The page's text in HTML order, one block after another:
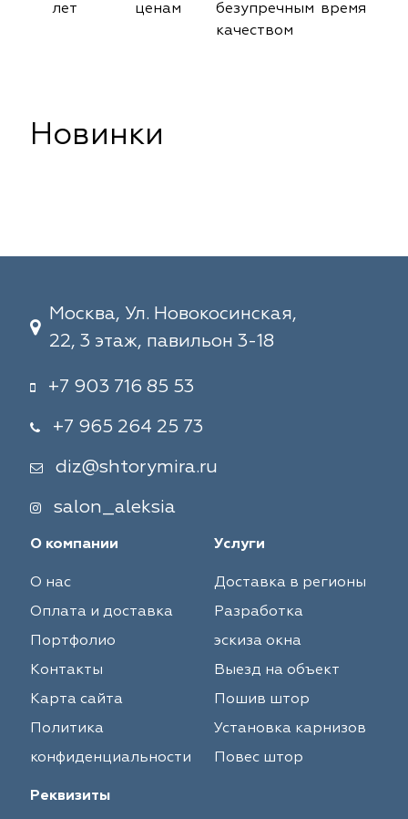
лет
ценам
безупречным
качеством
время
Новинки
Москва, Ул. Новокосинская,
22, 3 этаж, павильон 3-18
+7 903 716 85 53
+7 965 264 25 73
diz@shtorymira.ru
salon_aleksia
О компании
О нас
Оплата и доставка
Портфолио
Контакты
Карта сайта
Политика
конфиденциальности
Услуги
Доставка в регионы
Разработка
эскиза окна
Выезд на объект
Пошив штор
Установка карнизов
Повес штор
Реквизиты